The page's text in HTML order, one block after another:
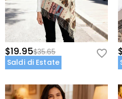
$19.95$35.65
Saldi di Estate